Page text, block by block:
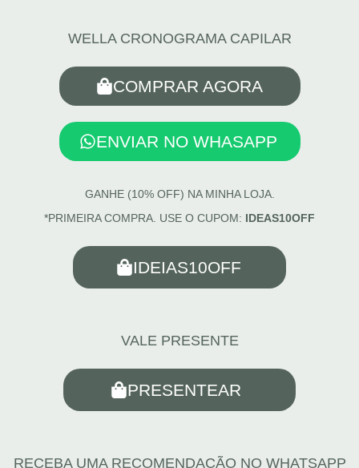
WELLA CRONOGRAMA CAPILAR
COMPRAR AGORA
ENVIAR NO WHASAPP
GANHE (10% OFF) NA MINHA LOJA.
*PRIMEIRA COMPRA. USE O CUPOM: IDEAS10OFF
IDEIAS10OFF
VALE PRESENTE
PRESENTEAR
RECEBA UMA RECOMENDAÇÃO NO WHATSAPP